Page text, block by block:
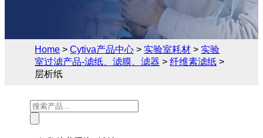
Home >Cytiva产品中心 > 实验室耗材 > 实验
室过滤产品-滤纸、滤膜、滤器 >纤维素滤纸 >
层析纸
Products
search